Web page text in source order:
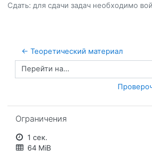
Сдать: для сдачи задач необходимо
← Теоретический материал
Перейти на...
Ограничения
1 сек.
64 MiB